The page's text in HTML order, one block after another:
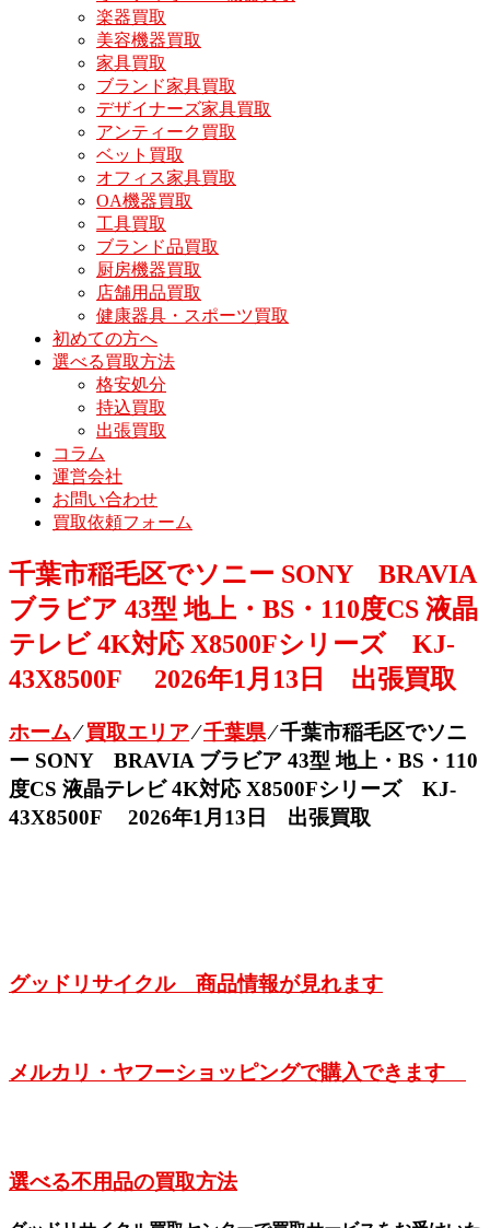
楽器買取
美容機器買取
家具買取
ブランド家具買取
デザイナーズ家具買取
アンティーク買取
ベット買取
オフィス家具買取
OA機器買取
工具買取
ブランド品買取
厨房機器買取
店舗用品買取
健康器具・スポーツ買取
初めての方へ
選べる買取方法
格安処分
持込買取
出張買取
コラム
運営会社
お問い合わせ
買取依頼フォーム
千葉市稲毛区でソニー SONY BRAVIA
ブラビア 43型 地上・BS・110度CS 液晶
テレビ 4K対応 X8500Fシリーズ KJ-
43X8500F 2026年1月13日 出張買取
ホーム⁄買取エリア⁄千葉県⁄千葉市稲毛区でソニ
ー SONY BRAVIA ブラビア 43型 地上・BS・110
度CS 液晶テレビ 4K対応 X8500Fシリーズ KJ-
43X8500F 2026年1月13日 出張買取
グッドリサイクル 商品情報が見れます
メルカリ・ヤフーショッピングで購入できます
選べる不用品の買取方法